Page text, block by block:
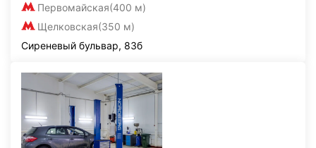
Первомайская(400 м)
Щелковская(350 м)
Сиреневый бульвар, 83б